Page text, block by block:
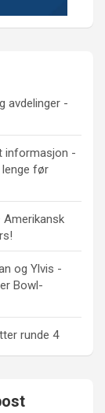
avdelinger -
informasjon -
lenge før
Amerikansk
og Ylvis -
Bowl-
runde 4